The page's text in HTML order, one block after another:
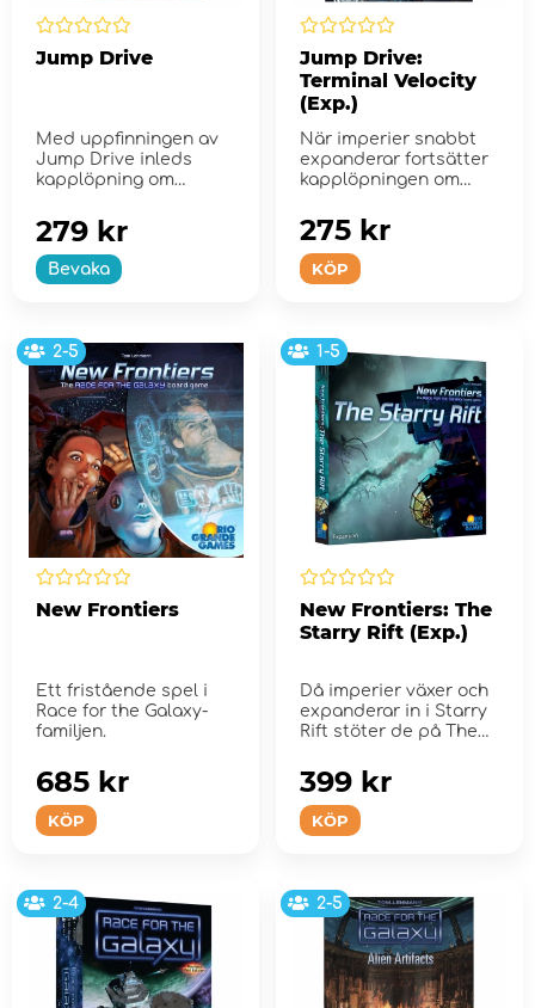
Jump Drive
Med uppfinningen av
Jump Drive inleds
kapplöpning om
Bevaka
279 kr
Jump Drive:
Terminal Velocity
(Exp.)
När imperier snabbt
expanderar fortsätter
kapplöpningen om
KÖP
275 kr
2-5
New Frontiers
Ett fristående spel i
Race for the Galaxy-
familjen.
KÖP
685 kr
1-5
New Frontiers: The
Starry Rift (Exp.)
Då imperier växer och
expanderar in i Starry
Rift stöter de på The
KÖP
399 kr
2-4 2-5